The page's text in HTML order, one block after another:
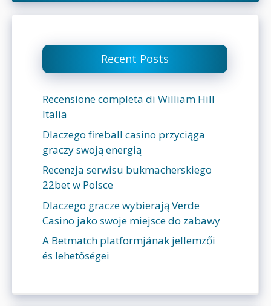
Recent Posts
Recensione completa di William Hill
Italia
Dlaczego fireball casino przyciąga
graczy swoją energią
Recenzja serwisu bukmacherskiego
22bet w Polsce
Dlaczego gracze wybierają Verde
Casino jako swoje miejsce do zabawy
A Betmatch platformjának jellemzői
és lehetőségei